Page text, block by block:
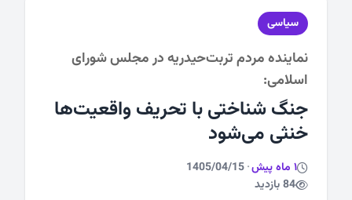
فرهنگی
ورزشی
سیاسی
نماینده مردم تربت‌حیدریه در مجلس شورای
اسلامی:
جنگ شناختی با تحریف واقعیت‌ها
خنثی می‌شود
1 ماه پیش ·
1405/04/15
84 بازدید